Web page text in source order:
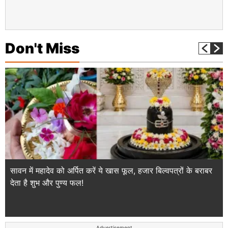
Don't Miss
सावन में महादेव को अर्पित करें ये खास फूल, हजार बिल्वपत्रों के बराबर
देता है शुभ और पुण्य फल!